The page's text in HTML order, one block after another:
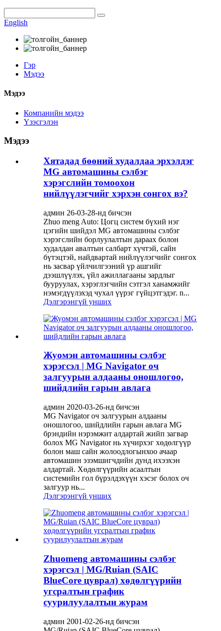
English
Гэр
Мэдээ
Мэдээ
Компанийн мэдээ
Үзэсгэлэн
Мэдээ
Хятадад бөөний худалдаа эрхэлдэг
MG автомашины сэлбэг
хэрэгслийн томоохон
нийлүүлэгчийг хэрхэн сонгох вэ?
админ 26-03-28-нд бичсэн
Zhuo meng Auto: Цогц систем бүхий нэг
цэгийн шийдэл MG автомашины сэлбэг
хэрэгслийн борлуулалтын дараах болон
худалдан авалтын салбарт хүчтэй, сайн
бүтэцтэй, найдвартай нийлүүлэгчийг сонгох
нь засвар үйлчилгээний үр ашгийг
дээшлүүлэх, үйл ажиллагааны зардлыг
бууруулах, хэрэглэгчийн сэтгэл ханамжийг
нэмэгдүүлэхэд чухал үүрэг гүйцэтгэдэг. n...
Дэлгэрэнгүй унших
Жуомэн автомашины сэлбэг
хэрэгсэл | MG Navigator оч
залгуурын алдааны оношлогоо,
шийдлийн гарын авлага
админ 2020-03-26-нд бичсэн
MG Navigator оч залгуурын алдааны
оношлогоо, шийдлийн гарын авлага MG
брэндийн нэрэмжит алдартай жийп загвар
болох MG Navigator нь хүчирхэг хөдөлгүүр
болон маш сайн жолоодлогынхоо ачаар
автомашин эзэмшигчдийн дунд ихээхэн
алдартай. Хөдөлгүүрийн асаалтын
системийн гол бүрэлдэхүүн хэсэг болох оч
залгуур нь...
Дэлгэрэнгүй унших
Zhuomeng автомашины сэлбэг
хэрэгсэл | MG/Ruian (SAIC
BlueCore цуврал) хөдөлгүүрийн
угсралтын график
суурилуулалтын журам
админ 2001-02-26-нд бичсэн